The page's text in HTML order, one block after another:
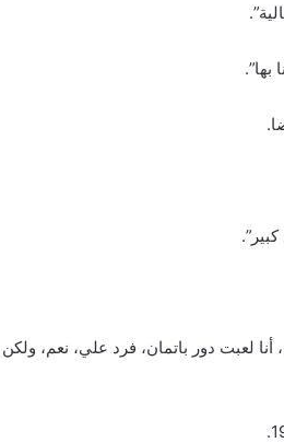
بها”.
لعبت دور باتمان، فرد علي، نعم، ولكن